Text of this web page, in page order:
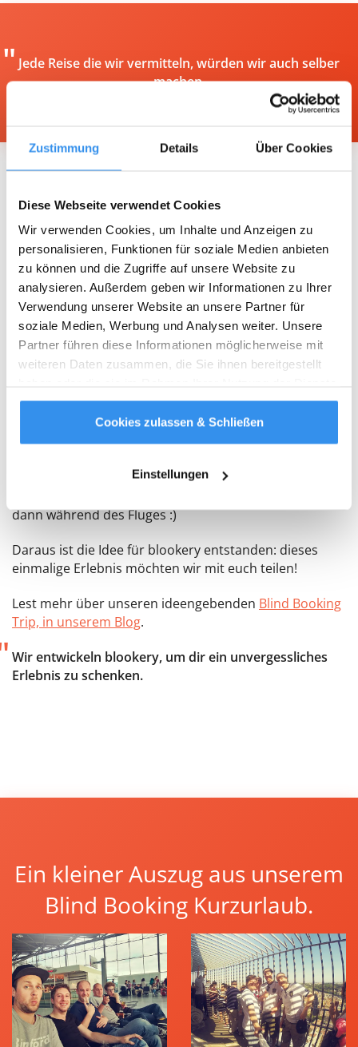
Zustimmung Details Über Cookies
Diese Webseite verwendet Cookies
Wir verwenden Cookies, um Inhalte und Anzeigen zu
personalisieren, Funktionen für soziale Medien anbieten
zu können und die Zugriffe auf unsere Website zu
analysieren. Außerdem geben wir Informationen zu Ihrer
Verwendung unserer Website an unsere Partner für
soziale Medien, Werbung und Analysen weiter. Unsere
Partner führen diese Informationen möglicherweise mit
weiteren Daten zusammen, die Sie ihnen bereitgestellt
gesammelt haben.Weitere Infos
Cookies zulassen & Schließen
Einstellungen
" Jede Reise die wir vermitteln, würden wir auch selber
machen.
Wie alles begann
Oft redeten wir darüber, was für ein cooler Urlaub es
wäre, einfach in ein Flugzeug zu steigen ohne zu wissen
wohin es geht. Erst am Zielort zu erfahren an welchem
Ort man letztendlich seinen Urlaub verbringt – einfach
alles auf sich zukommen lassen, wie es gerade passiert.
(Kevin) für 4 Freunde eine eigene Blind Booking Reise
organisiert. Nur ich wusste den Zielort und die
Anderen haben erst am Flughafen-Gate erfahren,
ohne zu wissen wohin es geht ins Flugzeug
dann während des Fluges :)
Daraus ist die Idee für blookery entstanden: dieses
einmalige Erlebnis möchten wir mit euch teilen!
Lest mehr über unseren ideengebenden Blind Booking
Trip, in unserem Blog.
Wir entwickeln blookery, um dir ein unvergessliches
Erlebnis zu schenken.
Ein kleiner Auszug aus unserem
Blind Booking Kurzurlaub.